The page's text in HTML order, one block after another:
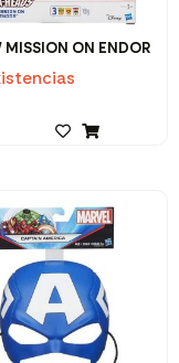
MISSION ON ENDOR